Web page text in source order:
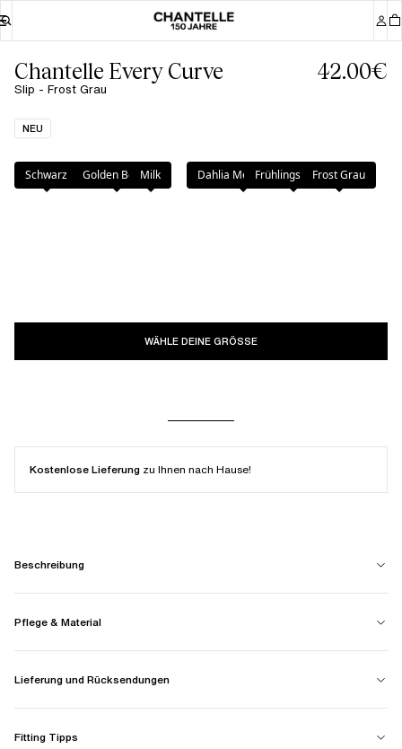
Chantelle Every Curve
Slip - Frost Grau
42.00€
NEU
Farbe: Frost Grau
Schwarz Golden BeigeMilk Dahlia MehrfarbigFrühlingsblumeFrost Grau
WÄHLE DEINE GRÖSSE
Kostenlose Lieferung zu Ihnen nach Hause!
Beschreibung
Pflege & Material
Lieferung und Rücksendungen
Fitting Tipps